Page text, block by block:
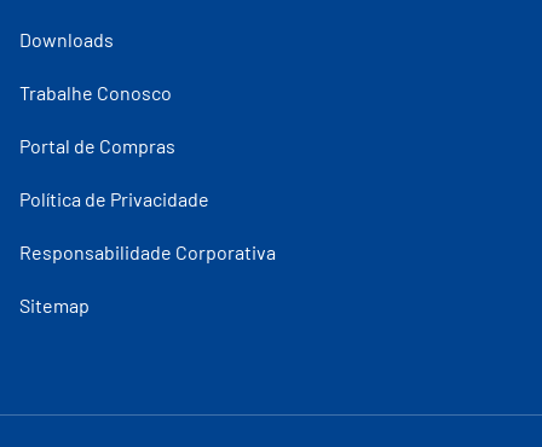
Downloads
Trabalhe Conosco
Portal de Compras
Política de Privacidade
Responsabilidade Corporativa
Sitemap